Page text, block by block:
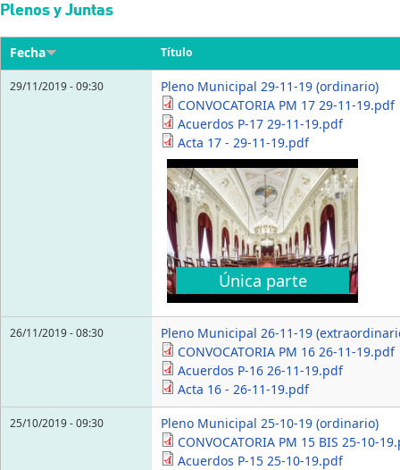
Pasar al contenido principal
Plenos y Juntas
Fecha Título
29/11/2019 - 09:30
Pleno Municipal 29-11-19 (ordinario)
CONVOCATORIA PM 17 29-11-19.pdf
Acuerdos P-17 29-11-19.pdf
Acta 17 - 29-11-19.pdf
Única parte
26/11/2019 - 08:30
Pleno Municipal 26-11-19
CONVOCATORIA PM 16 26-11-19.pdf
Acuerdos P-16 26-11-19.pdf
Acta 16 - 26-11-19.pdf
25/10/2019 - 09:30
Pleno Municipal 25-10-19 (ordinario)
CONVOCATORIA PM 15 BIS 25-10-
Acuerdos P-15 25-10-19.pdf